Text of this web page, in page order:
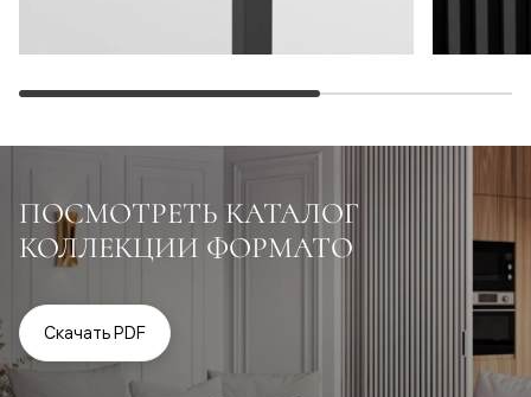
ПОСМОТРЕТЬ КАТАЛОГ
КОЛЛЕКЦИИ ФОРМАТО
Скачать PDF